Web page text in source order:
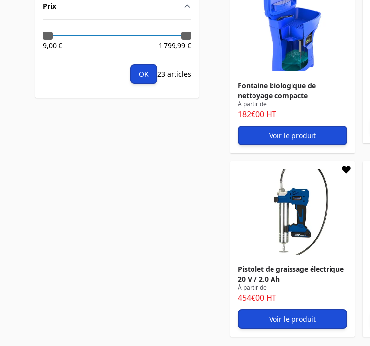
Prix
9,00 € 1 799,99 €
OK 23 articles
Fontaine biologique de
nettoyage compacte
À partir de
182€00 HT
Voir le produit
Pistolet de graissage électrique
20 V / 2.0 Ah
À partir de
454€00 HT
Voir le produit